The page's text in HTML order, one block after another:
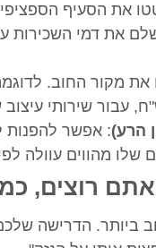
הרע): אפשר להפנות
מהווים עוולה
רוצים,
הדרישה שלכם